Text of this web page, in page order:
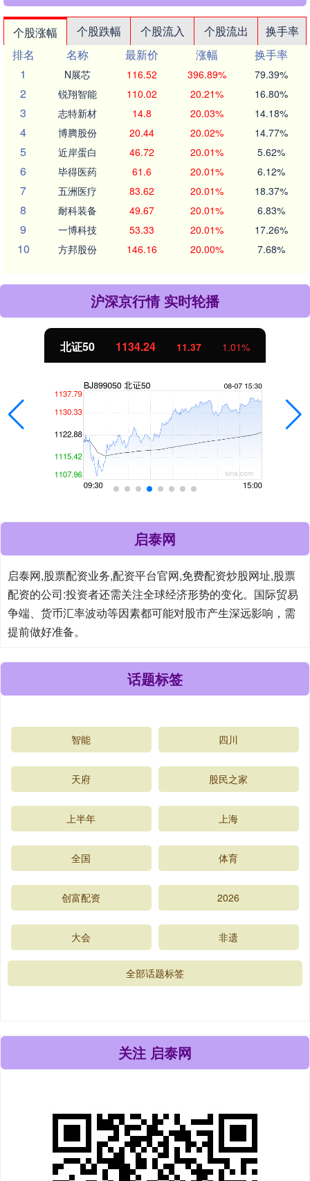
个股涨幅 个股跌幅 个股流入 个股流出
换手率
排名
名称 最新价 涨幅
换手率
1
N展芯 116.52 396.89% 79.39%
2 锐翔智能 110.02 20.21% 16.80%
3 志特新材 14.8 20.03% 14.18%
4 博腾股份 20.44 20.02% 14.77%
5 近岸蛋白 46.72 20.01% 5.62%
6 毕得医药 61.6 20.01% 6.12%
7 五洲医疗 83.62 20.01% 18.37%
8 耐科装备 49.67 20.01% 6.83%
9 一博科技 53.33 20.01% 17.26%
10 方邦股份 146.16 20.00% 7.68%
沪深京行情 实时轮播
北证50 1134.24 11.37 1.01%
启泰网
启泰网,股票配资业务,配资平台官网,免费配资炒股网址,股票
配资的公司:投资者还需关注全球经济形势的变化。国际贸易
争端、货币汇率波动等因素都可能对股市产生深远影响，需
提前做好准备。
话题标签
智能 四川
天府 股民之家
上半年 上海
全国 体育
创富配资 2026
大会 非遗
全部话题标签
关注 启泰网